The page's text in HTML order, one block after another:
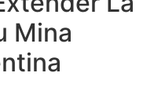
Mina